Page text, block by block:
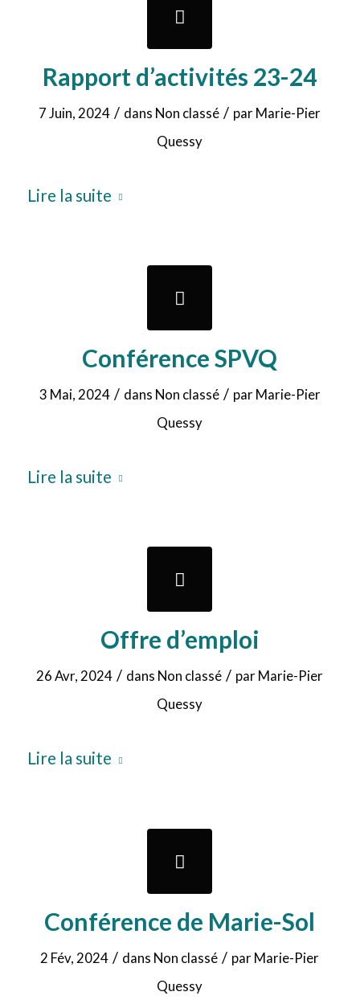
Rapport d’activités 23-24
7 Juin, 2024 / dans Non classé / parMarie-Pier
Quessy
Lire la suite
Conférence SPVQ
3 Mai, 2024 / dans Non classé / parMarie-Pier
Quessy
Lire la suite
Offre d’emploi
26 Avr, 2024 / dans Non classé / parMarie-Pier
Quessy
Lire la suite
Conférence de Marie-Sol
2 Fév, 2024 / dans Non classé / parMarie-Pier
Quessy